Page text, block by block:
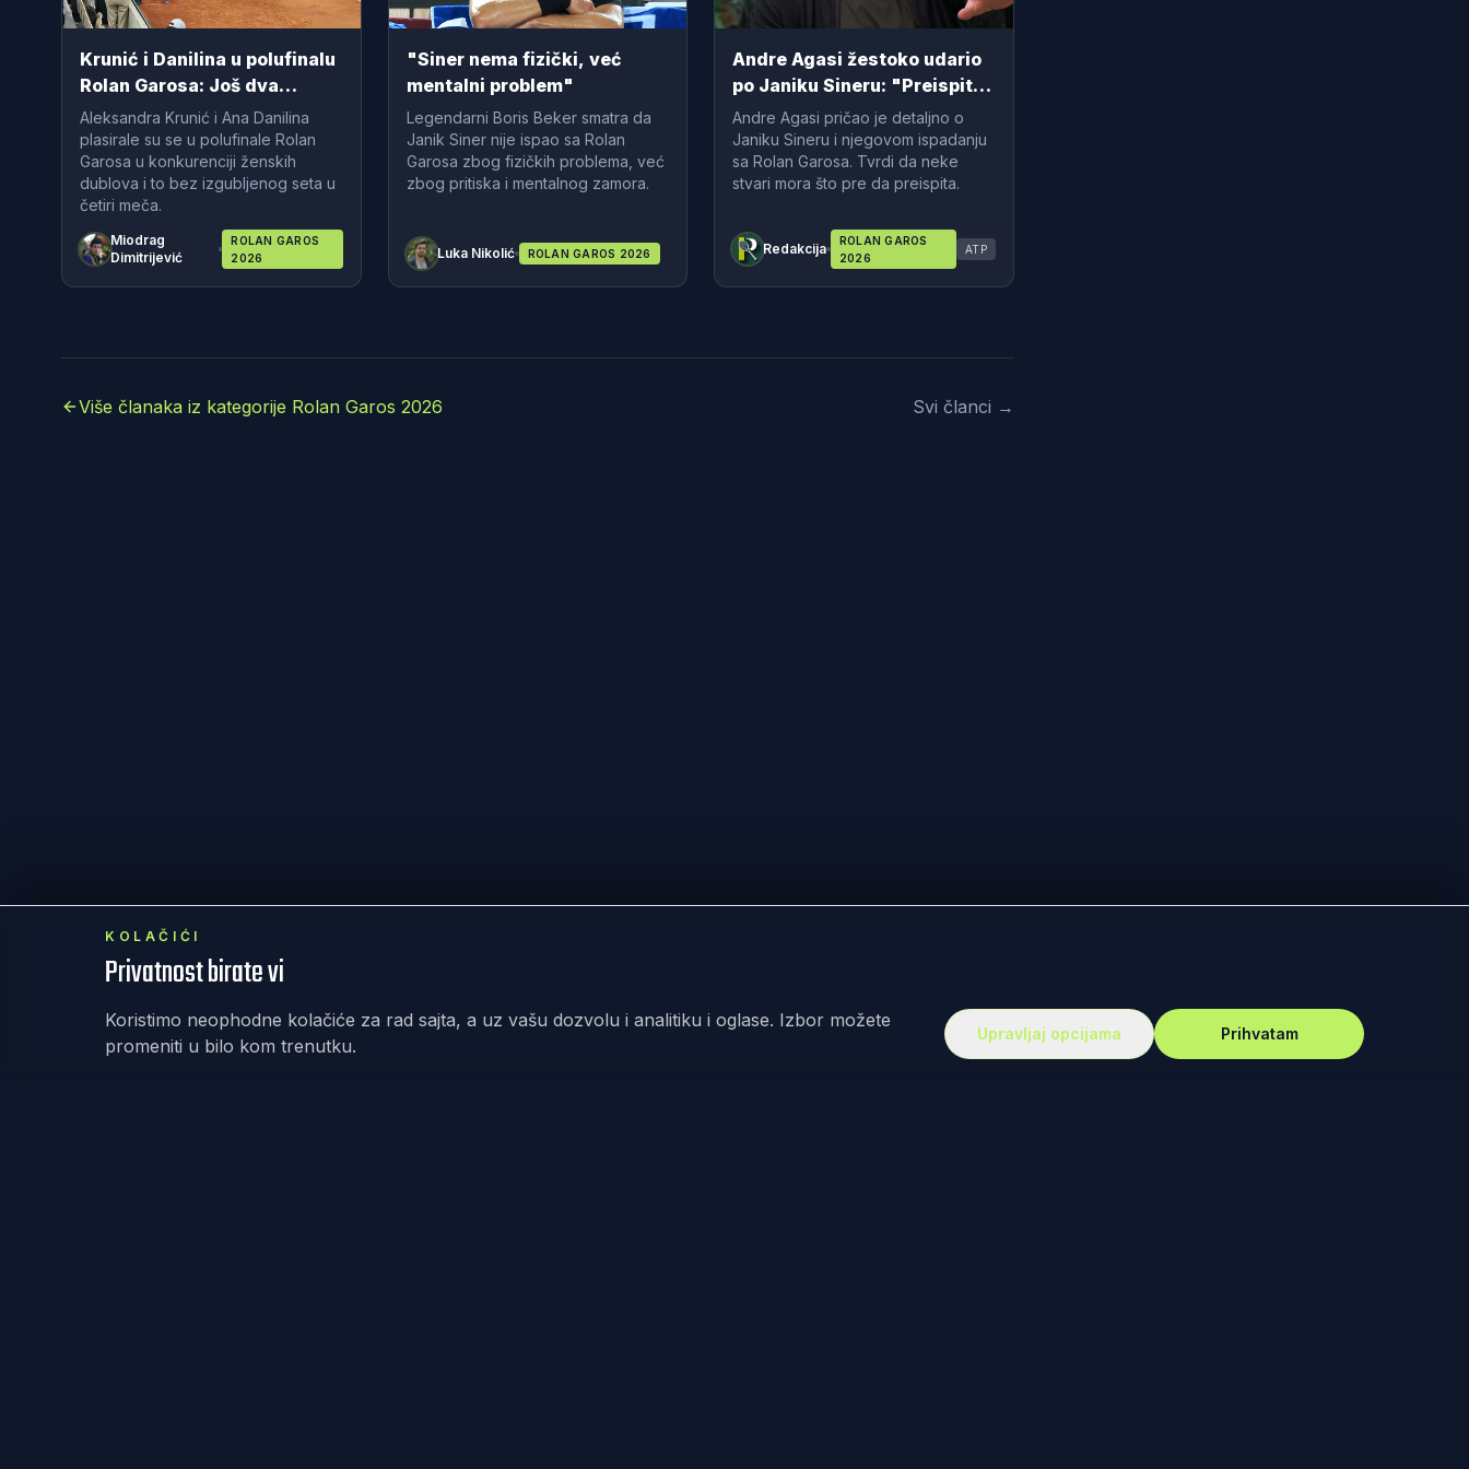
Krunić i Danilina u polufinalu
Rolan Garosa: Još dva
koraka do titule
Aleksandra Krunić i Ana Danilina
plasirale su se u polufinale Rolan
Garosa u konkurenciji ženskih
dublova i to bez izgubljenog seta u
četiri meča.
Miodrag
Dimitrijević
ROLAN GAROS
2026
"Siner nema fizički, već
mentalni problem"
Legendarni Boris Beker smatra da
Janik Siner nije ispao sa Rolan
Garosa zbog fizičkih problema, već
zbog pritiska i mentalnog zamora.
Luka Nikolić ROLAN GAROS 2026
Andre Agasi žestoko udario
po Janiku Sineru: "Preispitao
bih neke stvari"
Andre Agasi pričao je detaljno o
Janiku Sineru i njegovom ispadanju
sa Rolan Garosa. Tvrdi da neke
stvari mora što pre da preispita.
Redakcija
ROLAN GAROS
2026
ATP
Više članaka iz kategorije Rolan Garos 2026 Svi članci →
KOLAČIĆI
Privatnost birate vi
Koristimo neophodne kolačiće za rad sajta, a uz vašu dozvolu i analitiku i oglase. Izbor možete
promeniti u bilo kom trenutku.
Upravljaj opcijama Prihvatam